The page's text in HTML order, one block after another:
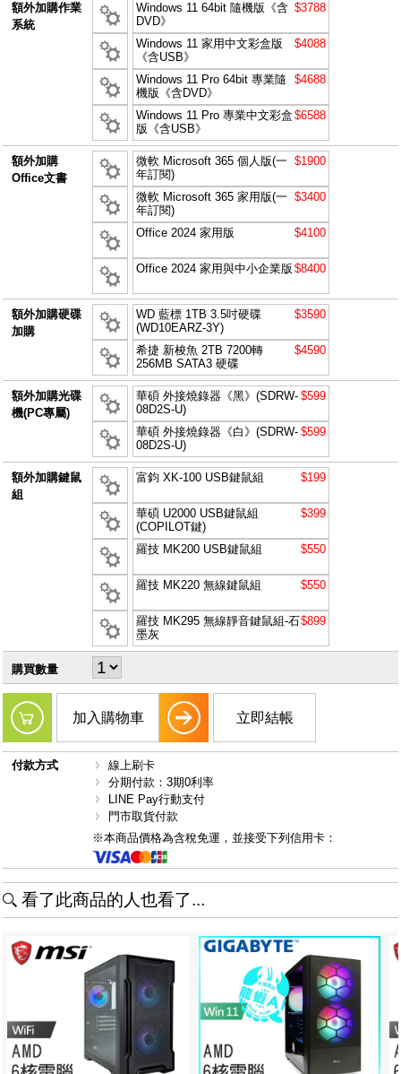
額外加購作業
系統
Windows 11 64bit 隨機版《含
DVD》
$3788
Windows 11 家用中文彩盒版
《含USB》
$4088
Windows 11 Pro 64bit 專業隨
機版《含DVD》
$4688
Windows 11 Pro 專業中文彩盒
版《含USB》
$6588
額外加購
Office文書
微軟 Microsoft 365 個人版(一
年訂閱)
$1900
微軟 Microsoft 365 家用版(一
年訂閱)
$3400
Office 2024 家用版 $4100
Office 2024 家用與中小企業版 $8400
額外加購硬碟
加購
WD 藍標 1TB 3.5吋硬碟
(WD10EARZ-3Y)
$3590
希捷 新梭魚 2TB 7200轉
256MB SATA3 硬碟
$4590
額外加購光碟
機(PC專屬)
華碩 外接燒錄器《黑》(SDRW-
08D2S-U)
$599
華碩 外接燒錄器《白》(SDRW-
08D2S-U)
$599
額外加購鍵鼠
組
富鈞 XK-100 USB鍵鼠組 $199
華碩 U2000 USB鍵鼠組
(COPILOT鍵)
$399
羅技 MK200 USB鍵鼠組 $550
羅技 MK220 無線鍵鼠組 $550
羅技 MK295 無線靜音鍵鼠組-石
墨灰
$899
購買數量
加入購物車 立即結帳
付款方式
線上刷卡
分期付款：3期0利率
LINE Pay行動支付
門市取貨付款
※本商品價格為含稅免運，並接受下列信用卡：
看了此商品的人也看了...